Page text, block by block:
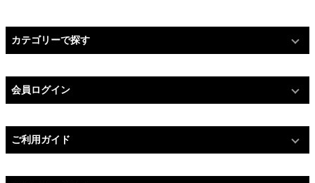
カテゴリーで探す
会員ログイン
ご利用ガイド